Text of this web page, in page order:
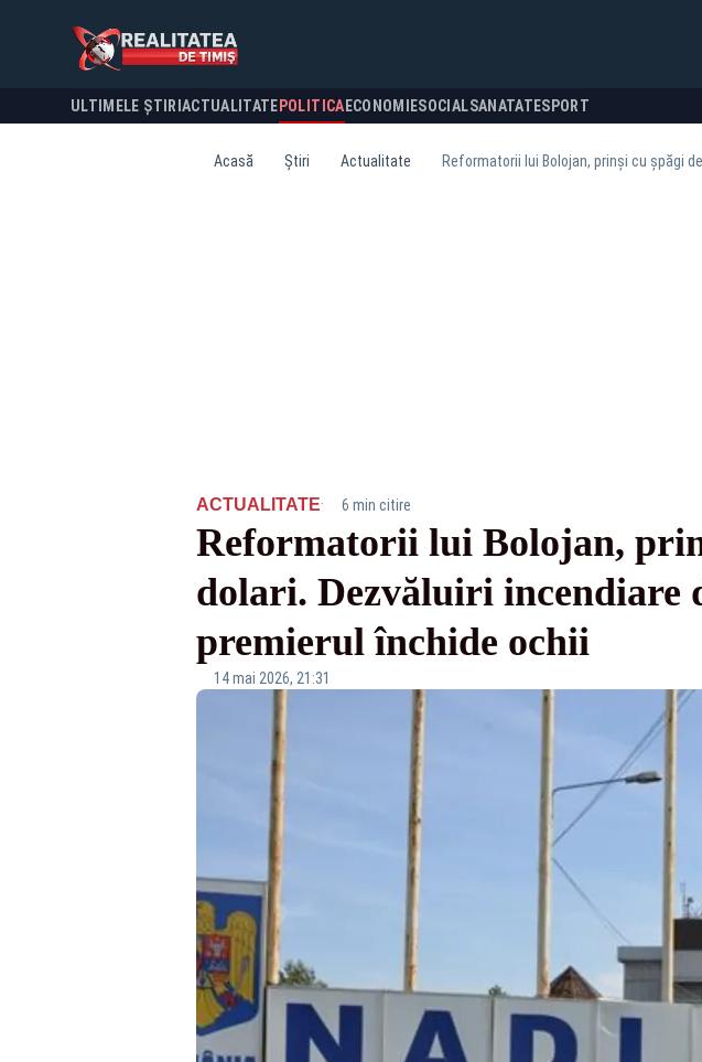
ULTIMELE ȘTIRI ACTUALITATE POLITICA ECONOMIESOCIALSANATATESPORT
Acasă Știri Actualitate
ACTUALITATE· 6 min citire
Reformatorii lui Bolojan,
dolari. Dezvăluiri incendiare
premierul închide ochii
14 mai 2026, 21:31